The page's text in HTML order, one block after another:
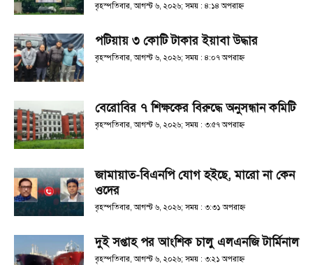
বৃহস্পতিবার, আগস্ট ৬, ২০২৬; সময় : ৪:১৪ অপরাহ্ণ
পটিয়ায় ৩ কোটি টাকার ইয়াবা উদ্ধার
বৃহস্পতিবার, আগস্ট ৬, ২০২৬; সময় : ৪:০৭ অপরাহ্ণ
বেরোবির ৭ শিক্ষকের বিরুদ্ধে অনুসন্ধান কমিটি
বৃহস্পতিবার, আগস্ট ৬, ২০২৬; সময় : ৩:৫৭ অপরাহ্ণ
জামায়াত-বিএনপি যোগ হইছে, মারো না কেন
ওদের
বৃহস্পতিবার, আগস্ট ৬, ২০২৬; সময় : ৩:৩১ অপরাহ্ণ
দুই সপ্তাহ পর আংশিক চালু এলএনজি টার্মিনাল
বৃহস্পতিবার, আগস্ট ৬, ২০২৬; সময় : ৩:২১ অপরাহ্ণ